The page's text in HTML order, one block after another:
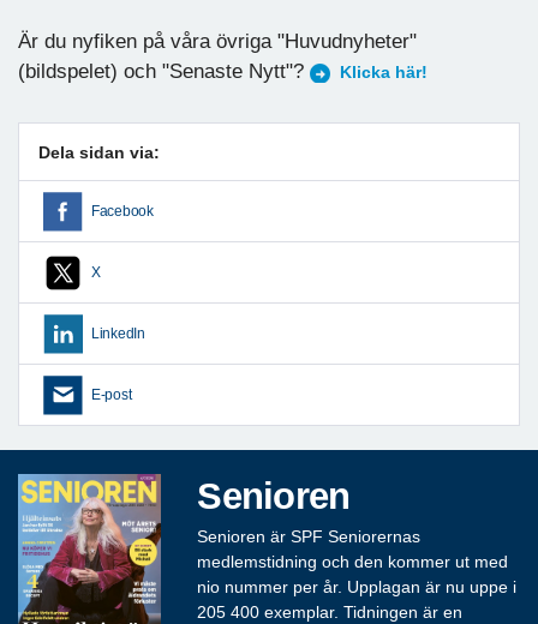
Är du nyfiken på våra övriga "Huvudnyheter"
(bildspelet) och "Senaste Nytt"?
Klicka här!
Dela sidan via:
Facebook
X
LinkedIn
E-post
Senioren
Senioren är SPF Seniorernas
medlemstidning och den kommer ut med
nio nummer per år. Upplagan är nu uppe i
205 400 exemplar. Tidningen är en